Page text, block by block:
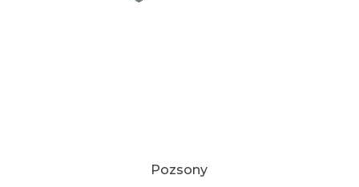
Pozsony